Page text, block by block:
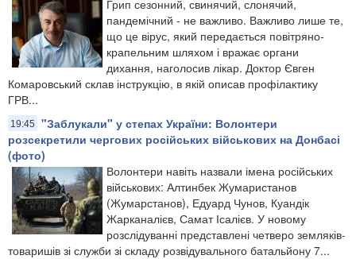
Грип сезонний, свинячий, слонячий,
пандемічний - не важливо. Важливо лише те,
що це вірус, який передається повітряно-
крапельним шляхом і вражає органи
дихання, наголосив лікар. Доктор Євген
Комаровський склав інструкцію, в якій описав профілактику
ГРВ...
19:45
"Заблукали" у степах України: Волонтери
розсекретили чергових російських військових на Донбасі
(фото)
Волонтери навіть назвали імена російських
військових: Алтинбек Жумаристанов
(Жумарстанов), Едуард Чунов, Куандік
Жарканалієв, Самат Ісалієв. У новому
розслідуванні представлені четверо земляків-
товаришів зі служби зі складу розвідувального батальйону 7...